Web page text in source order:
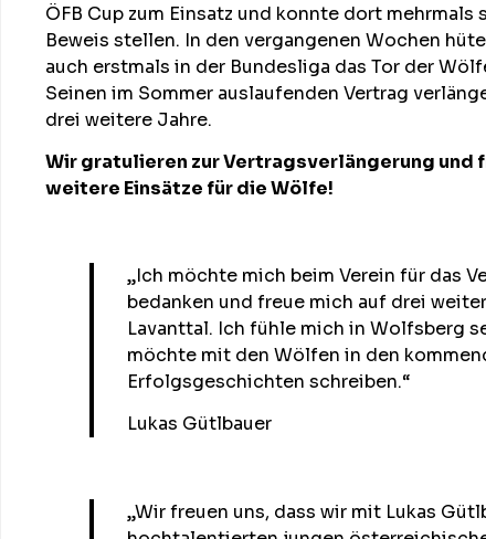
ÖFB Cup zum Einsatz und konnte dort mehrmals
Beweis stellen. In den vergangenen Wochen
auch erstmals in der Bundesliga das Tor der
Seinen im Sommer auslaufenden Vertrag
drei weitere Jahre.
Wir gratulieren zur Vertragsverlängerung und
weitere Einsätze für die Wölfe!
„Ich möchte mich beim Verein für das
bedanken und freue mich auf drei
Lavanttal. Ich fühle mich in Wolfsberg
möchte mit den Wölfen in den
Erfolgsgeschichten schreiben.“
Lukas Gütlbauer
„Wir freuen uns, dass wir mit Lukas